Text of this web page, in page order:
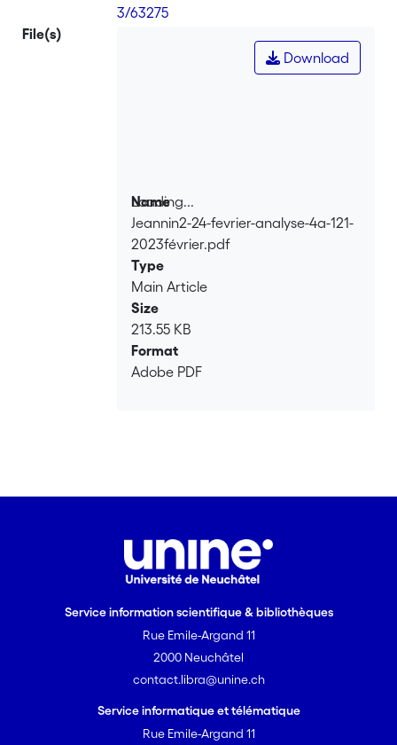
3/63275
File(s)
Loading...
Loading...
Download
Name
Jeannin2-24-fevrier-analyse-4a-121-
2023février.pdf
Type
Main Article
Size
213.55 KB
Format
Adobe PDF
Service information scientifique & bibliothèques
Rue Emile-Argand 11
2000 Neuchâtel
contact.libra@unine.ch
Service informatique et télématique
Rue Emile-Argand 11